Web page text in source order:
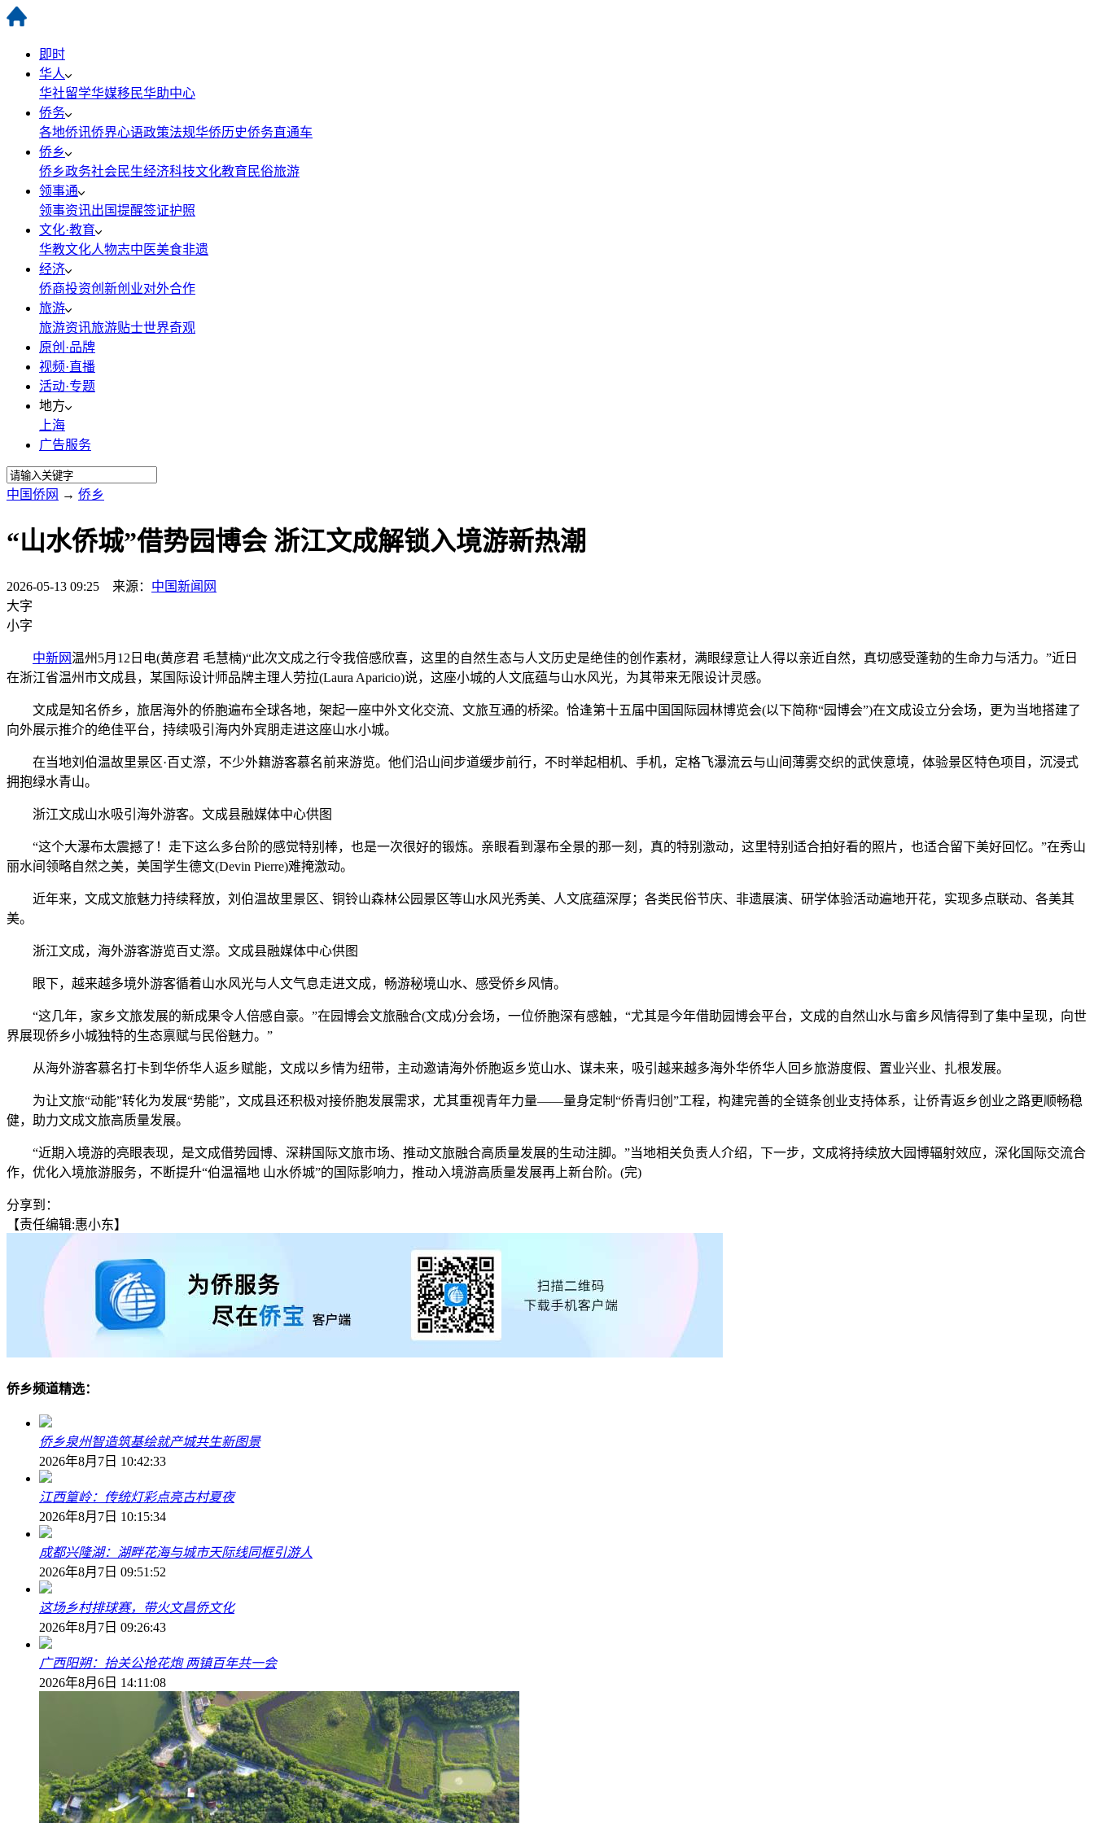
即时
华人
华社留学华媒移民华助中心
侨务
各地侨讯侨界心语政策法规华侨历史侨务直通车
侨乡
侨乡政务社会民生经济科技文化教育 民俗旅游
领事通
领事资讯出国提醒签证护照
文化·教育
华教文化人物志中医美食非遗
经济
侨商投资创新创业对外合作
旅游
旅游资讯旅游贴士世界奇观
原创·品牌
视频·直播
活动·专题
地方
上海
广告服务
中国侨网 → 侨乡
“山水侨城”借势园博会 浙江文成解锁入境游新热潮
2026-05-13 09:25 来源： 中国新闻网
大字
小字
中新网温州5月12日电(黄彦君 毛慧楠)“此次文成之行令我倍感欣喜，这里的自然生态与人文历史是绝佳的创作素材，满眼绿意让人得以亲近自然，真切感受蓬勃的生命力与活力。”近日
在浙江省温州市文成县，某国际设计师品牌主理人劳拉(Laura Aparicio)说，这座小城的人文底蕴与山水风光，为其带来无限设计灵感。
文成是知名侨乡，旅居海外的侨胞遍布全球各地，架起一座中外文化交流、文旅互通的桥梁。恰逢第十五届中国国际园林博览会(以下简称“园博会”)在文成设立分会场，更为当地搭建了
向外展示推介的绝佳平台，持续吸引海内外宾朋走进这座山水小城。
在当地刘伯温故里景区·百丈漈，不少外籍游客慕名前来游览。他们沿山间步道缓步前行，不时举起相机、手机，定格飞瀑流云与山间薄雾交织的武侠意境，体验景区特色项目，沉浸式
拥抱绿水青山。
浙江文成山水吸引海外游客。文成县融媒体中心供图
“这个大瀑布太震撼了！走下这么多台阶的感觉特别棒，也是一次很好的锻炼。亲眼看到瀑布全景的那一刻，真的特别激动，这里特别适合拍好看的照片，也适合留下美好回忆。”在秀山
丽水间领略自然之美，美国学生德文(Devin Pierre)难掩激动。
近年来，文成文旅魅力持续释放，刘伯温故里景区、铜铃山森林公园景区等山水风光秀美、人文底蕴深厚；各类民俗节庆、非遗展演、研学体验活动遍地开花，实现多点联动、各美其
美。
浙江文成，海外游客游览百丈漈。文成县融媒体中心供图
眼下，越来越多境外游客循着山水风光与人文气息走进文成，畅游秘境山水、感受侨乡风情。
“这几年，家乡文旅发展的新成果令人倍感自豪。”在园博会文旅融合(文成)分会场，一位侨胞深有感触，“尤其是今年借助园博会平台，文成的自然山水与畲乡风情得到了集中呈现，向世
界展现侨乡小城独特的生态禀赋与民俗魅力。”
从海外游客慕名打卡到华侨华人返乡赋能，文成以乡情为纽带，主动邀请海外侨胞返乡览山水、谋未来，吸引越来越多海外华侨华人回乡旅游度假、置业兴业、扎根发展。
为让文旅“动能”转化为发展“势能”，文成县还积极对接侨胞发展需求，尤其重视青年力量——量身定制“侨青归创”工程，构建完善的全链条创业支持体系，让侨青返乡创业之路更顺畅稳
健，助力文成文旅高质量发展。
“近期入境游的亮眼表现，是文成借势园博、深耕国际文旅市场、推动文旅融合高质量发展的生动注脚。”当地相关负责人介绍，下一步，文成将持续放大园博辐射效应，深化国际交流合
作，优化入境旅游服务，不断提升“伯温福地 山水侨城”的国际影响力，推动入境游高质量发展再上新台阶。(完)
分享到：
【责任编辑:惠小东】
侨乡频道精选：
侨乡泉州智造筑基绘就产城共生新图景
2026年8月7日 10:42:33
江西篁岭：传统灯彩点亮古村夏夜
2026年8月7日 10:15:34
成都兴隆湖：湖畔花海与城市天际线同框引游人
2026年8月7日 09:51:52
这场乡村排球赛，带火文昌侨文化
2026年8月7日 09:26:43
广西阳朔：抬关公抢花炮 两镇百年共一会
2026年8月6日 14:11:08